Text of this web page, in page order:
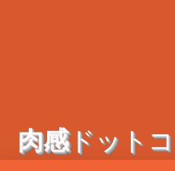
肉感ドット